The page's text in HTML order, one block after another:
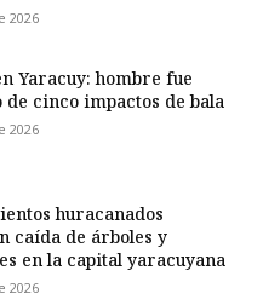
2026
Yaracuy: hombre fue
cinco impactos de bala
2026
huracanados
caída de árboles y
en la capital yaracuyana
2026